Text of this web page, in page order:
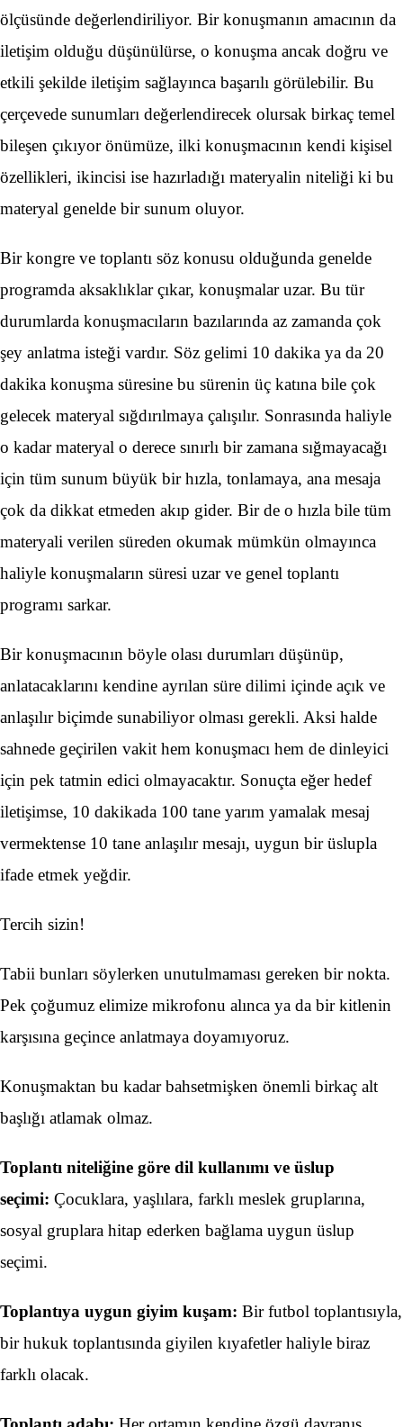
ölçüsünde değerlendiriliyor. Bir konuşmanın amacının da
iletişim olduğu düşünülürse, o konuşma ancak doğru ve
etkili şekilde iletişim sağlayınca başarılı görülebilir. Bu
çerçevede sunumları değerlendirecek olursak birkaç temel
bileşen çıkıyor önümüze, ilki konuşmacının kendi kişisel
özellikleri, ikincisi ise hazırladığı materyalin niteliği ki bu
materyal genelde bir sunum oluyor.
Bir kongre ve toplantı söz konusu olduğunda genelde
programda aksaklıklar çıkar, konuşmalar uzar. Bu tür
durumlarda konuşmacıların bazılarında az zamanda çok
şey anlatma isteği vardır. Söz gelimi 10 dakika ya da 20
dakika konuşma süresine bu sürenin üç katına bile çok
gelecek materyal sığdırılmaya çalışılır. Sonrasında haliyle
o kadar materyal o derece sınırlı bir zamana sığmayacağı
için tüm sunum büyük bir hızla, tonlamaya, ana mesaja
çok da dikkat etmeden akıp gider. Bir de o hızla bile tüm
materyali verilen süreden okumak mümkün olmayınca
haliyle konuşmaların süresi uzar ve genel toplantı
programı sarkar.
Bir konuşmacının böyle olası durumları düşünüp,
anlatacaklarını kendine ayrılan süre dilimi içinde açık ve
anlaşılır biçimde sunabiliyor olması gerekli. Aksi halde
sahnede geçirilen vakit hem konuşmacı hem de dinleyici
için pek tatmin edici olmayacaktır. Sonuçta eğer hedef
iletişimse, 10 dakikada 100 tane yarım yamalak mesaj
vermektense 10 tane anlaşılır mesajı, uygun bir üslupla
ifade etmek yeğdir.
Tercih sizin!
Tabii bunları söylerken unutulmaması gereken bir nokta.
Pek çoğumuz elimize mikrofonu alınca ya da bir kitlenin
karşısına geçince anlatmaya doyamıyoruz.
Konuşmaktan bu kadar bahsetmişken önemli birkaç alt
başlığı atlamak olmaz.
Toplantı niteliğine göre dil kullanımı ve üslup
seçimi: Çocuklara, yaşlılara, farklı meslek gruplarına,
sosyal gruplara hitap ederken bağlama uygun üslup
seçimi.
Toplantıya uygun giyim kuşam: Bir futbol toplantısıyla,
bir hukuk toplantısında giyilen kıyafetler haliyle biraz
farklı olacak.